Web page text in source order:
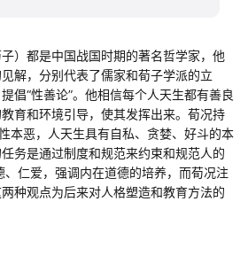
）都是中国战国时期的著名哲学家，他
解，分别代表了儒家和荀子学派的立
倡“性善论”。他相信每个人天生都有善良
育和环境引导，使其发挥出来。荀况持
本恶，人天生具有自私、贪婪、好斗的本
务是通过制度和规范来约束和规范人的
仁爱，强调内在道德的培养，而荀况注
种观点为后来对人格塑造和教育方法的